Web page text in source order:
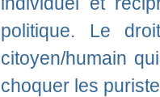
politique. Le
citoyen/humain
choquer les